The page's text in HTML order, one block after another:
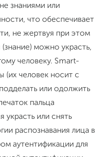
знаниями или
что обеспечивает
не жертвуя при этом
можно украсть,
человеку. Smart-
(их человек носит с
или одолжить
пальца
украсть или снять
распознавания лица в
аутентификации для